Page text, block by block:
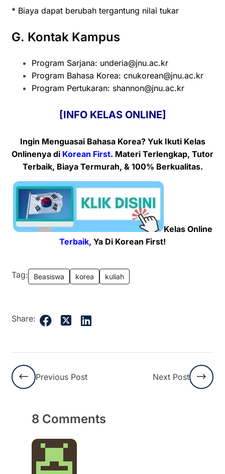
* Biaya dapat berubah tergantung nilai tukar
G. Kontak Kampus
Program Sarjana: underia@jnu.ac.kr
Program Bahasa Korea: cnukorean@jnu.ac.kr
Program Pertukaran: shannon@jnu.ac.kr
[INFO KELAS ONLINE]
Ingin Menguasai Bahasa Korea? Yuk Ikuti Kelas
Onlinenya di Korean First. Materi Terlengkap, Tutor
Terbaik, Biaya Termurah, & 100% Berkualitas.
Kelas Online
Terbaik, Ya Di Korean First!
Tag: Beasiswa korea kuliah
Share:
Previous Post Next Post
8 Comments